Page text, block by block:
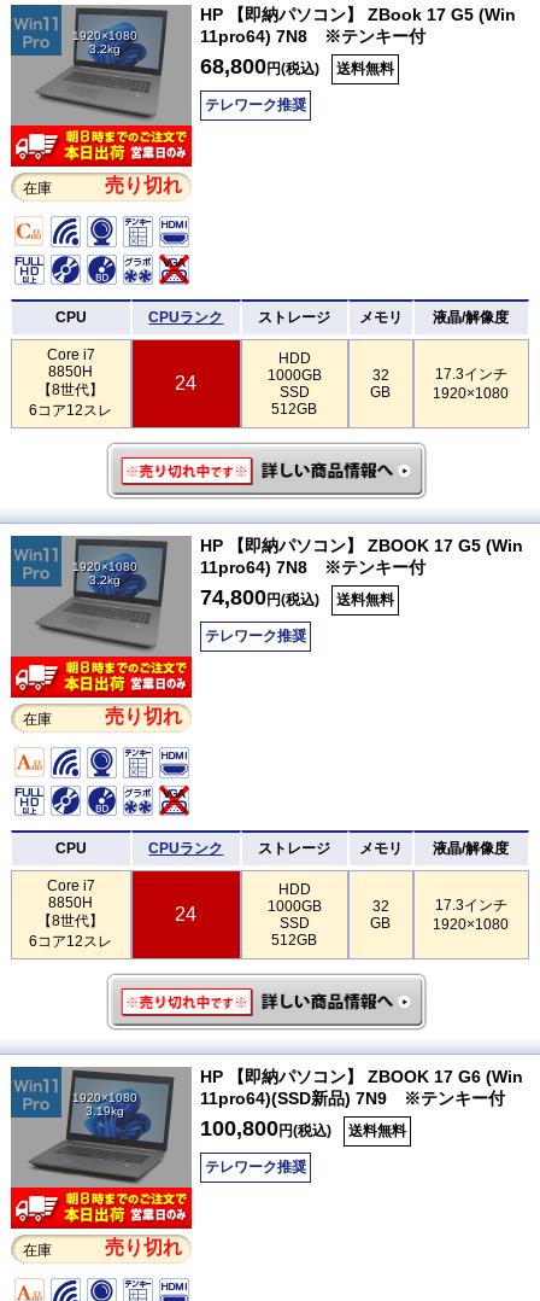
1920×1080
3.2kg
在庫 売り切れ
HP 【即納パソコン】 ZBook 17 G5 (Win
11pro64) 7N8 ※テンキー付
68,800円(税込) 送料無料
テレワーク推奨
CPU CPUランク ストレージ メモリ 液晶/解像度
Core i7
8850H
【8世代】
6コア12スレ
24
HDD
1000GB
SSD
512GB
32
GB
17.3インチ
1920×1080
1920×1080
3.2kg
在庫 売り切れ
HP 【即納パソコン】 ZBOOK 17 G5 (Win
11pro64) 7N8 ※テンキー付
74,800円(税込) 送料無料
テレワーク推奨
CPU CPUランク ストレージ メモリ 液晶/解像度
Core i7
8850H
【8世代】
6コア12スレ
24
HDD
1000GB
SSD
512GB
32
GB
17.3インチ
1920×1080
1920×1080
3.19kg
在庫 売り切れ
HP 【即納パソコン】 ZBOOK 17 G6 (Win
11pro64)(SSD新品) 7N9 ※テンキー付
100,800円(税込) 送料無料
テレワーク推奨